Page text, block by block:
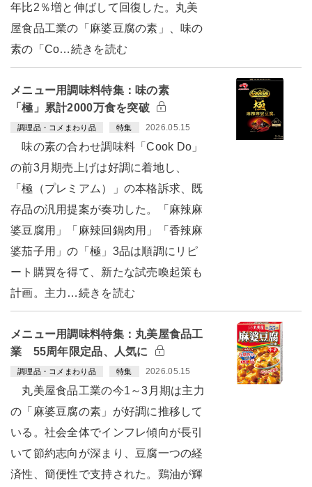
年比2％増と伸ばして回復した。丸美
屋食品工業の「麻婆豆腐の素」、味の
素の「Co…続きを読む
メニュー用調味料特集：味の素
「極」累計2000万食を突破
調理品・コメまわり品 特集 2026.05.15
味の素の合わせ調味料「Cook Do」
の前3月期売上げは好調に着地し、
「極（プレミアム）」の本格訴求、既
存品の汎用提案が奏功した。「麻辣麻
婆豆腐用」「麻辣回鍋肉用」「香辣麻
婆茄子用」の「極」3品は順調にリピ
ート購買を得て、新たな試売喚起策も
計画。主力…続きを読む
メニュー用調味料特集：丸美屋食品工
業 55周年限定品、人気に
調理品・コメまわり品 特集 2026.05.15
丸美屋食品工業の今1～3月期は主力
の「麻婆豆腐の素」が好調に推移して
いる。社会全体でインフレ傾向が長引
いて節約志向が深まり、豆腐一つの経
済性、簡便性で支持された。鶏油が輝